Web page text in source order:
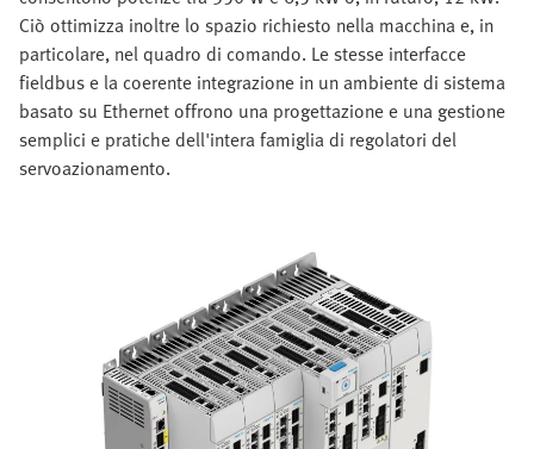
Ciò ottimizza inoltre lo spazio richiesto nella macchina e, in
particolare, nel quadro di comando. Le stesse interfacce
fieldbus e la coerente integrazione in un ambiente di sistema
basato su Ethernet offrono una progettazione e una gestione
semplici e pratiche dell'intera famiglia di regolatori del
servoazionamento.